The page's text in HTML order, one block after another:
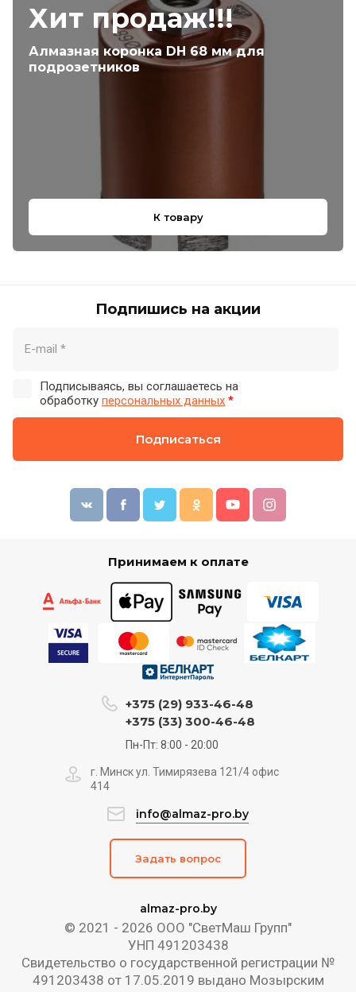
Хит продаж!!!
Алмазная коронка DH 68 мм для
подрозетников
К товару
Подпишись на акции
Подписываясь, вы соглашаетесь на
обработку персональных данных *
Подписаться
Принимаем к оплате
almaz-pro.by
© 2021 - 2026 ООО "СветМаш Групп"
УНП 491203438
Свидетельство о государственной регистрации №
491203438 от 17.05.2019 выдано Мозырским
+375 (29) 933-46-48
+375 (33) 300-46-48
Пн-Пт: 8:00 - 20:00
г. Минск ул. Тимирязева 121/4 офис
414
info@almaz-pro.by
Задать вопрос